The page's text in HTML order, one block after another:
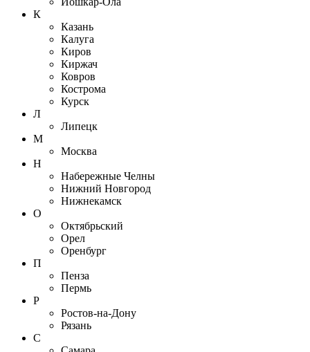
К
Казань
Калуга
Киров
Киржач
Ковров
Кострома
Курск
Л
Липецк
М
Москва
Н
Набережные Челны
Нижний Новгород
Нижнекамск
О
Октябрьский
Орел
Оренбург
П
Пенза
Пермь
Р
Ростов-на-Дону
Рязань
С